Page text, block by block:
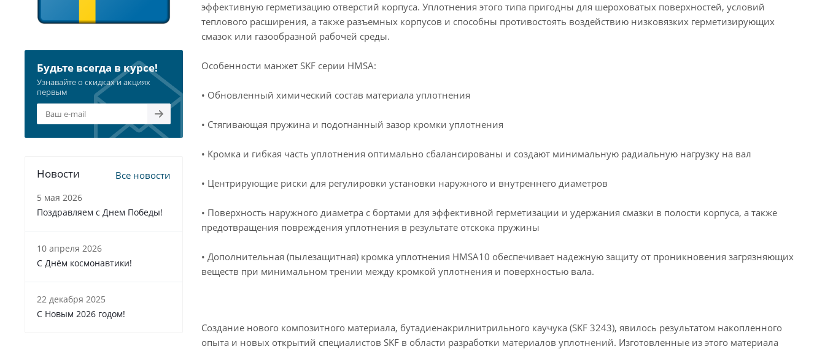
эффективную герметизацию отверстий корпуса. Уплотнения этого типа пригодны для шероховатых поверхностей, условий
теплового расширения, а также разъемных корпусов и способны противостоять воздействию низковязких герметизирующих
смазок или газообразной рабочей среды.
Особенности манжет SKF серии HMSA:
• Обновленный химический состав материала уплотнения
• Стягивающая пружина и подогнанный зазор кромки уплотнения
• Кромка и гибкая часть уплотнения оптимально сбалансированы и создают минимальную радиальную нагрузку на вал
• Центрирующие риски для регулировки установки наружного и внутреннего диаметров
• Поверхность наружного диаметра с бортами для эффективной герметизации и удержания смазки в полости корпуса, а также
предотвращения повреждения уплотнения в результате отскока пружины
• Дополнительная (пылезащитная) кромка уплотнения HMSA10 обеспечивает надежную защиту от проникновения загрязняющих
веществ при минимальном трении между кромкой уплотнения и поверхностью вала.
Создание нового композитного материала, бутадиенакрилнитрильного каучука (SKF 3243), явилось результатом накопленного
опыта и новых открытий специалистов SKF в области разработки материалов уплотнений. Изготовленные из этого материала
Будьте всегда в курсе!
Узнавайте о скидках и акциях
первым
Новости Все новости
5 мая 2026
Поздравляем с Днем Победы!
10 апреля 2026
С Днём космонавтики!
22 декабря 2025
C Новым 2026 годом!